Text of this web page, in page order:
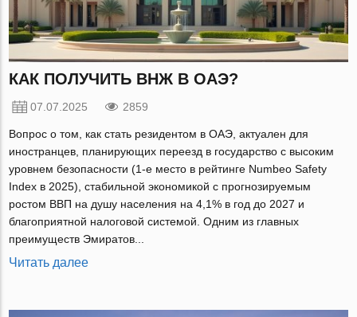
КАК ПОЛУЧИТЬ ВНЖ В ОАЭ?
07.07.2025 2859
Вопрос о том, как стать резидентом в ОАЭ, актуален для
иностранцев, планирующих переезд в государство с высоким
уровнем безопасности (1-е место в рейтинге Numbeo Safety
Index в 2025), стабильной экономикой с прогнозируемым
ростом ВВП на душу населения на 4,1% в год до 2027 и
благоприятной налоговой системой. Одним из главных
преимуществ Эмиратов...
Читать далее